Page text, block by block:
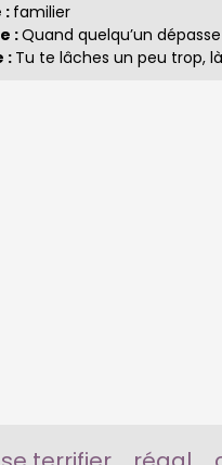
: familier
:Quand quelqu’un
:Tu te lâches un peu trop,